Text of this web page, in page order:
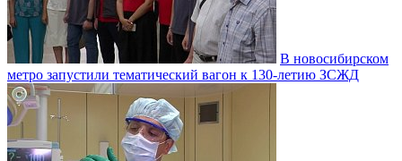
В новосибирском
метро запустили тематический вагон к 130-летию ЗСЖД